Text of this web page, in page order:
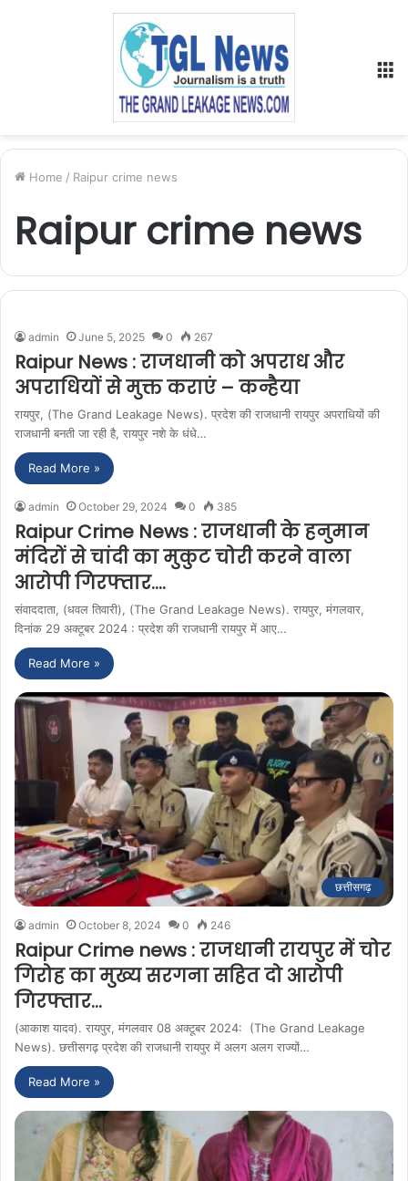
Home / Raipur crime news
Raipur crime news
admin June 5, 2025 0 267
Raipur News : राजधानी को अपराध और
अपराधियों से मुक्त कराएं – कन्हैया
रायपुर, (The Grand Leakage News). प्रदेश की राजधानी रायपुर अपराधियों की
राजधानी बनती जा रही है, रायपुर नशे के धंधे…
Read More »
admin October 29, 2024 0 385
Raipur Crime News : राजधानी के हनुमान
मंदिरों से चांदी का मुकुट चोरी करने वाला
आरोपी गिरफ्तार….
संवाददाता, (धवल तिवारी), (The Grand Leakage News). रायपुर, मंगलवार,
दिनांक 29 अक्टूबर 2024 : प्रदेश की राजधानी रायपुर में आए…
Read More »
छत्तीसगढ़
admin October 8, 2024 0 246
Raipur Crime news : राजधानी रायपुर में चोर
गिरोह का मुख्य सरगना सहित दो आरोपी
गिरफ्तार…
(आकाश यादव). रायपुर, मंगलवार 08 अक्टूबर 2024: (The Grand Leakage
News). छत्तीसगढ़ प्रदेश की राजधानी रायपुर में अलग अलग राज्यों…
Read More »